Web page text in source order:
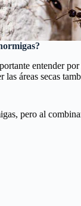
entender
áreas secas
pero al